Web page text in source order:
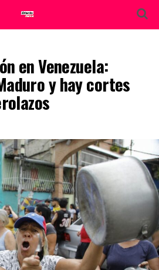
en Venezuela:
y hay cortes